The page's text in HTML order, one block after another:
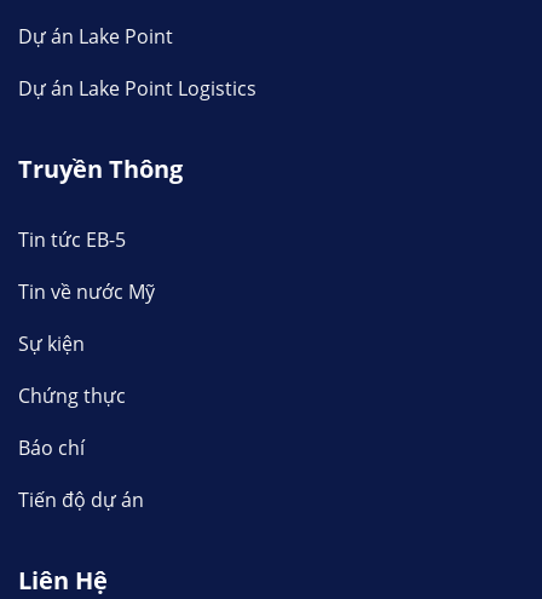
Dự án Lake Point
Dự án Lake Point Logistics
Truyền Thông
Tin tức EB-5
Tin về nước Mỹ
Sự kiện
Chứng thực
Báo chí
Tiến độ dự án
Liên Hệ